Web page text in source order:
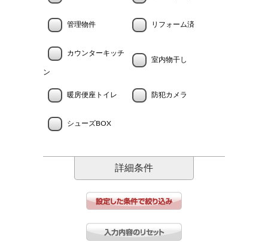
管理物件 リフォーム済
カウンターキッチ
ン
室内物干し
暖房便座トイレ 防犯カメラ
シューズBOX